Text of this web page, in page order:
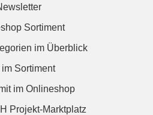
Sortiment
im Überblick
im Sortiment
im Onlineshop
Projekt-Marktplatz